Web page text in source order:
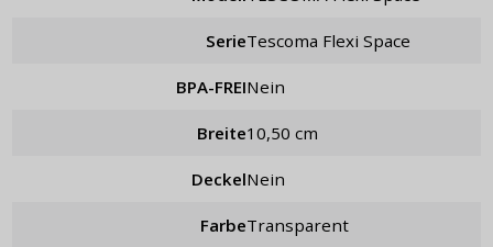
Serie Tescoma Flexi Space
BPA-FREI Nein
Breite 10,50 cm
Deckel nein
Farbe Transparent